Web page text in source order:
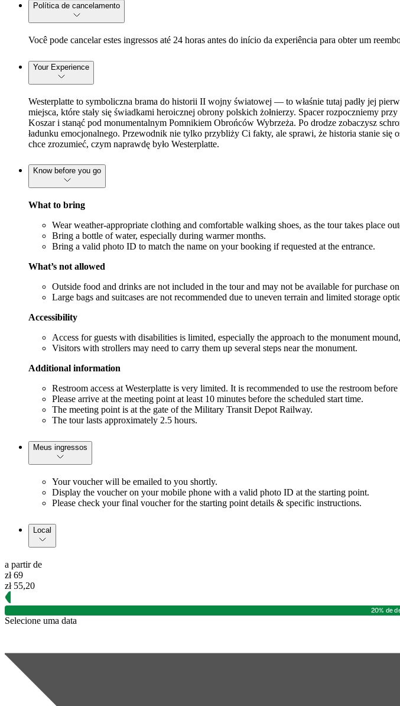
Política de cancelamento
Você pode cancelar estes ingressos até 24 horas antes do início da experiência para obter um
Your Experience
Westerplatte to symboliczna brama do historii II wojny światowej — to właśnie tutaj padły jej
miejsca, które stały się świadkami heroicznej obrony polskich żołnierzy. Spacer rozpoczniemy
Koszar i stanąć pod monumentalnym Pomnikiem Obrońców Wybrzeża. Po drodze zobaczysz
ładunku emocjonalnego. Przewodnik nie tylko przybliży Ci fakty, ale sprawi, że historia stanie się
chce zrozumieć, czym naprawdę było Westerplatte.
Know before you go
What to bring
Wear weather-appropriate clothing and comfortable walking shoes, as the tour takes place
Bring a bottle of water, especially during warmer months.
Bring a valid photo ID to match the name on your booking if requested at the entrance.
What’s not allowed
Outside food and drinks are not included in the tour and may not be available for purchase
Large bags and suitcases are not recommended due to uneven terrain and limited storage
Accessibility
Access for guests with disabilities is limited, especially the approach to the monument
Visitors with strollers may need to carry them up several steps near the monument.
Additional information
Restroom access at Westerplatte is very limited. It is recommended to use the restroom
Please arrive at the meeting point at least 10 minutes before the scheduled start time.
The meeting point is at the gate of the Military Transit Depot Railway.
The tour lasts approximately 2.5 hours.
Meus ingressos
Your voucher will be emailed to you shortly.
Display the voucher on your mobile phone with a valid photo ID at the starting point.
Please check your final voucher for the starting point details & specific instructions.
Local
a partir de
zł 69
zł 55,20
20% de
Selecione uma data